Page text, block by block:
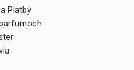
Platby